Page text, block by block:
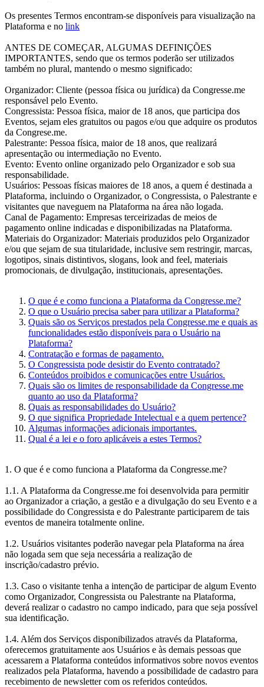
Os presentes Termos encontram-se disponíveis para visualização na
Plataforma e no link
ANTES DE COMEÇAR, ALGUMAS DEFINIÇÕES
IMPORTANTES, sendo que os termos poderão ser utilizados
também no plural, mantendo o mesmo significado:
Organizador: Cliente (pessoa física ou jurídica) da Congresse.me
responsável pelo Evento.
Congressista: Pessoa física, maior de 18 anos, que participa dos
Eventos, sejam eles gratuitos ou pagos e/ou que adquire os produtos
da Congrese.me.
Palestrante: Pessoa física, maior de 18 anos, que realizará
apresentação ou intermediação no Evento.
Evento: Evento online organizado pelo Organizador e sob sua
responsabilidade.
Usuários: Pessoas físicas maiores de 18 anos, a quem é destinada a
Plataforma, incluindo o Organizador, o Congressista, o Palestrante e
visitantes que naveguem na Plataforma na área não logada.
Canal de Pagamento: Empresas terceirizadas de meios de
pagamento online indicadas e disponibilizadas na Plataforma.
Materiais do Organizador: Materiais produzidos pelo Organizador
e/ou que sejam de sua titularidade, inclusive sem restringir, marcas,
logotipos, sinais distintivos, slogans, look and feel, materiais
promocionais, de divulgação, institucionais, apresentações.
O que é e como funciona a Plataforma da Congresse.me?
O que o Usuário precisa saber para utilizar a Plataforma?
Quais são os Serviços prestados pela Congresse.me e quais as
funcionalidades estão disponíveis para o Usuário na
Plataforma?
Contratação e formas de pagamento.
O Congressista pode desistir do Evento contratado?
Conteúdos proibidos e comunicações entre Usuários.
Quais são os limites de responsabilidade da Congresse.me
quanto ao uso da Plataforma?
Quais as responsabilidades do Usuário?
O que significa Propriedade Intelectual e a quem pertence?
Algumas informações adicionais importantes.
Qual é a lei e o foro aplicáveis a estes Termos?
1. O que é e como funciona a Plataforma da Congresse.me?
1.1. A Plataforma da Congresse.me foi desenvolvida para permitir
ao Organizador a criação, a gestão e a divulgação do seu Evento e a
possibilidade do Congressista e do Palestrante participarem de tais
eventos de maneira totalmente online.
1.2. Usuários visitantes poderão navegar pela Plataforma na área
não logada sem que seja necessária a realização de
inscrição/cadastro prévio.
1.3. Caso o visitante tenha a intenção de participar de algum Evento
como Organizador, Congressista ou Palestrante na Plataforma,
deverá realizar o cadastro no campo indicado, para que seja possível
sua identificação.
1.4. Além dos Serviços disponibilizados através da Plataforma,
oferecemos gratuitamente aos Usuários e às demais pessoas que
acessarem a Plataforma conteúdos informativos sobre novos eventos
realizados pela Plataforma, havendo a possibilidade de cadastro para
recebimento de newsletter com os referidos conteúdos.